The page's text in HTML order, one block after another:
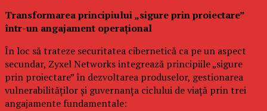
Transformarea principiului „sigure prin proiectare”
într-un angajament operațional
În loc să trateze securitatea cibernetică ca pe un aspect
secundar, Zyxel Networks integrează principiile „sigure
prin proiectare” în dezvoltarea produselor, gestionarea
vulnerabilităților și guvernanța ciclului de viață prin trei
angajamente fundamentale: